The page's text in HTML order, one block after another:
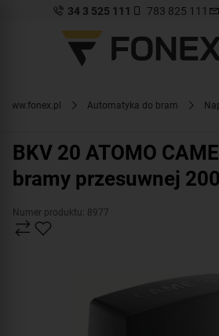
34 3 525 111 783 825 111
www.fonex.pl Automatyka do bram
BKV 20 ATOMO
bramy przesuwnej
Numer produktu: 8977